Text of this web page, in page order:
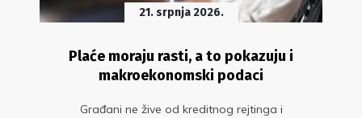
21. srpnja 2026.
Plaće moraju rasti, a to pokazuju i
makroekonomski podaci
Građani ne žive od kreditnog rejtinga i